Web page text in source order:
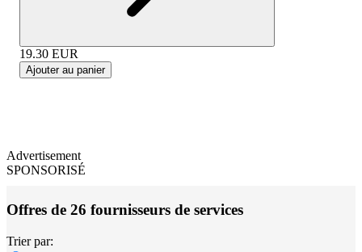
19.30 EUR
Ajouter au panier
Advertisement
SPONSORISÉ
Offres de 26 fournisseurs de services
Trier par: